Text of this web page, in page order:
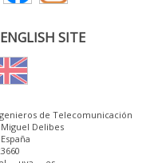
SITE
de Telecomunicación
Delibes